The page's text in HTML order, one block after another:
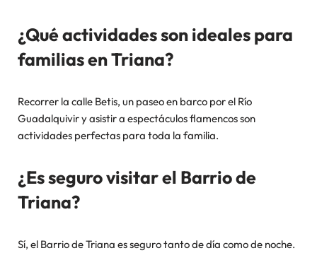
¿Qué actividades son ideales para
familias en Triana?
Recorrer la calle Betis, un paseo en barco por el Río
Guadalquivir y asistir a espectáculos flamencos son
actividades perfectas para toda la familia.
¿Es seguro visitar el Barrio de
Triana?
Sí, el Barrio de Triana es seguro tanto de día como de noche.